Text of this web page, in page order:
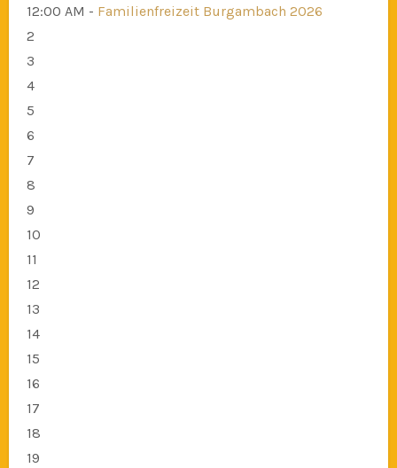
12:00 AM - Familienfreizeit Burgambach 2026
2
3
4
5
6
7
8
9
10
11
12
13
14
15
16
17
18
19